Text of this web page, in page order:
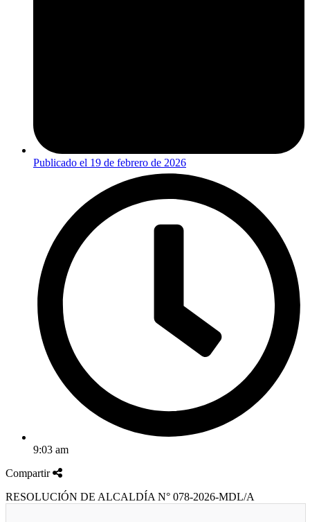
Publicado el 19 de febrero de 2026
9:03 am
Compartir
RESOLUCIÓN DE ALCALDÍA N° 078-2026-MDL/A